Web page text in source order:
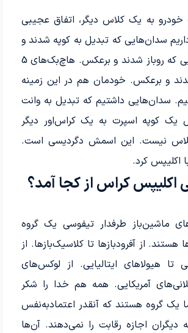
به یک کلاس دیگر، اتفاق عجیبی
سدان‌هایی که تبدیل به کوپه شدند و
برعکس. کوپه‌هایی که روباز شدند و برعکس. هاچ‌بک‌های 5
3 در شدند و برعکس. خودمان هم در این زمینه
سدان‌هایی داشتیم که تبدیل به وانت
یک کوپه اسپرت به یک کراس‌اور دیگر
نیست. این اسمش دگردیسی است.
اکلیپس کرد.
اکلیپس کراس از کجا آمد؟
ماشین‌باز طرفدار تیفوسی یک گروه
از آفرودبازها تا کلاسیک‌بازها. از
تا هیولاهای ایتالیایی. از لوکس‌های
آمریکایی. همه هم خدا را شکر
یک گروه هستند که آنقدر اعتمادبه‌نفس
دیگران اجازه رقابت را نمی‌دهند. آن‌ها